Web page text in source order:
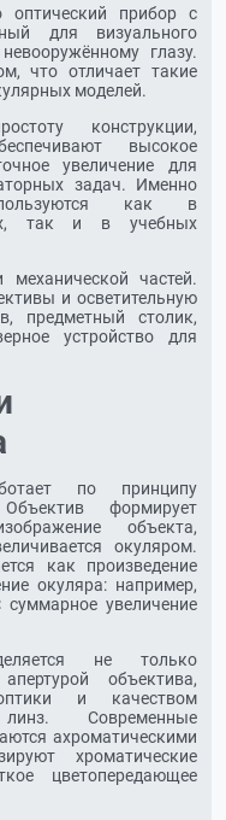
прибор с
для визуального
глазу.
что отличает такие
моделей.
конструкции,
высокое
увеличение для
задач. Именно
как в
так и в учебных
частей.
и осветительную
предметный столик,
устройство для
по принципу
Объектив формирует
объекта,
окуляром.
как произведение
окуляра: например,
увеличение
не только
объектива,
и качеством
Современные
ахроматическими
хроматические
цветопередающее